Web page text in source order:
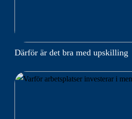
Därför är det bra med upskilling